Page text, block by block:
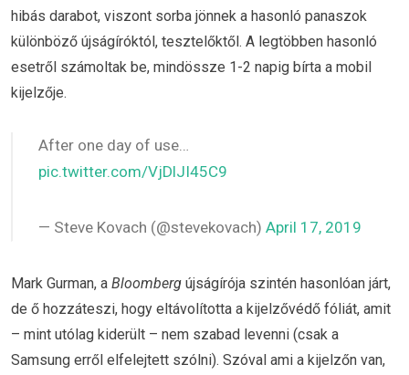
hibás darabot, viszont sorba jönnek a hasonló panaszok
különböző újságíróktól, tesztelőktől. A legtöbben hasonló
esetről számoltak be, mindössze 1-2 napig bírta a mobil
kijelzője.
After one day of use…
pic.twitter.com/VjDlJI45C9
— Steve Kovach (@stevekovach) April 17, 2019
Mark Gurman, a Bloomberg újságírója szintén hasonlóan járt,
de ő hozzáteszi, hogy eltávolította a kijelzővédő fóliát, amit
– mint utólag kiderült – nem szabad levenni (csak a
Samsung erről elfelejtett szólni). Szóval ami a kijelzőn van,